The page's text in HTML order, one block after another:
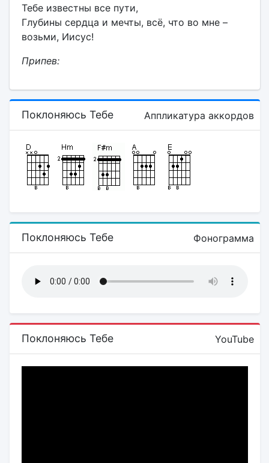
Тебе известны все пути,
Глубины сердца и мечты, всё, что во мне –
возьми, Иисус!
Припев:
Поклоняюсь Тебе Аппликатура аккордов
Поклоняюсь Тебе Фонограмма
Поклоняюсь Тебе YouTube